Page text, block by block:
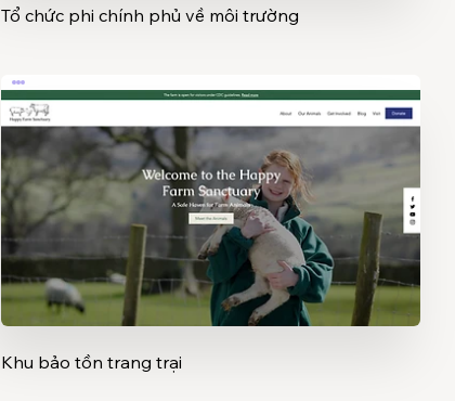
Tổ chức phi chính phủ về môi trường
Khu bảo tồn trang trại